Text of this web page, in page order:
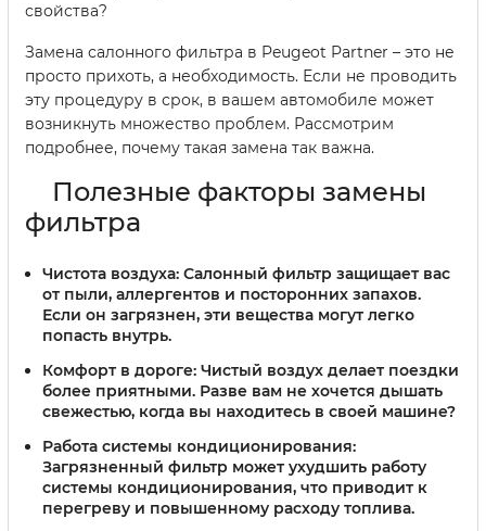
свойства?
Замена салонного фильтра в Peugeot Partner – это не
просто прихоть, а необходимость. Если не проводить
эту процедуру в срок, в вашем автомобиле может
возникнуть множество проблем. Рассмотрим
подробнее, почему такая замена так важна.
Полезные факторы замены
фильтра
Чистота воздуха: Салонный фильтр защищает вас
от пыли, аллергентов и посторонних запахов.
Если он загрязнен, эти вещества могут легко
попасть внутрь.
Комфорт в дороге: Чистый воздух делает поездки
более приятными. Разве вам не хочется дышать
свежестью, когда вы находитесь в своей машине?
Работа системы кондиционирования:
Загрязненный фильтр может ухудшить работу
системы кондиционирования, что приводит к
перегреву и повышенному расходу топлива.